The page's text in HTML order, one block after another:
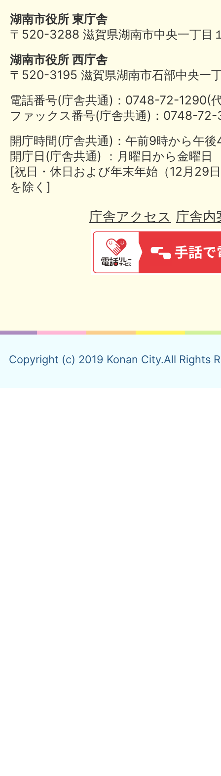
湖南市役所 東庁舎
〒520-3288 滋賀県湖南市中央一丁目
湖南市役所 西庁舎
〒520-3195 滋賀県湖南市石部中央一
電話番号(庁舎共通)：0748-72-
ファックス番号(庁舎共通)：0748-
開庁時間(庁舎共通)：午前9時から午
開庁日(庁舎共通) ：月曜日から金曜日
[祝日・休日および年末年始（12月29
を除く]
庁舎アクセス 庁舎内
Copyright (c) 2019 Konan City.All Rights